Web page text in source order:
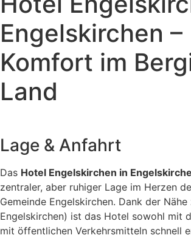
Engelskirchen –
Komfort im
Land
Lage & Anfahrt
Das Hotel Engelskirchen in
zentraler, aber ruhiger Lage im Herzen
Gemeinde Engelskirchen. Dank der
Engelskirchen) ist das Hotel sowohl mit
mit öffentlichen Verkehrsmitteln schnell